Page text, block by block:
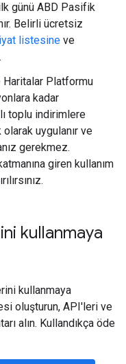
günü ABD Pasifik
Belirli ücretsiz
listesine ve
Haritalar Platformu
kadar
toplu indirimlere
uygulanır ve
gerekmez.
giren kullanım
kullanmaya
kullanmaya
oluşturun, API'leri ve
alın. Kullandıkça öde